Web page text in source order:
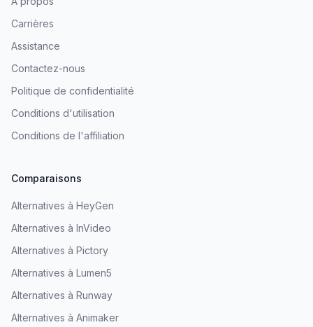
Carrières
Assistance
Contactez-nous
Politique de confidentialité
Conditions d'utilisation
Conditions de l'affiliation
Comparaisons
Alternatives à HeyGen
Alternatives à InVideo
Alternatives à Pictory
Alternatives à Lumen5
Alternatives à Runway
Alternatives à Animaker